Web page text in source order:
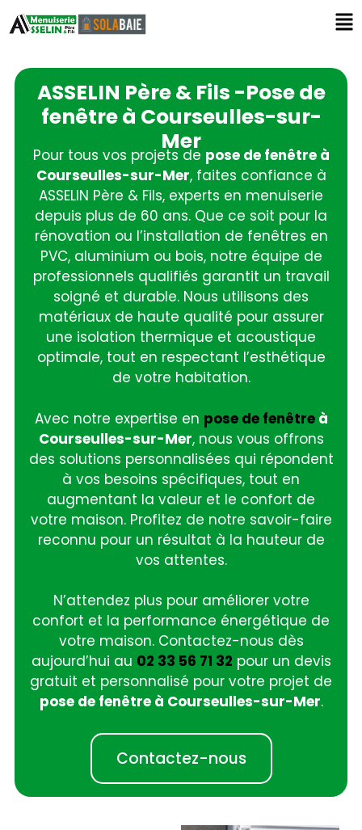
ASSELIN Père & Fils -Pose de
fenêtre à Courseulles-sur-
Mer
Pour tous vos projets de pose de fenêtre à
Courseulles-sur-Mer, faites confiance à
ASSELIN Père & Fils, experts en menuiserie
depuis plus de 60 ans. Que ce soit pour la
rénovation ou l’installation de fenêtres en
PVC, aluminium ou bois, notre équipe de
professionnels qualifiés garantit un travail
soigné et durable. Nous utilisons des
matériaux de haute qualité pour assurer
une isolation thermique et acoustique
optimale, tout en respectant l’esthétique
de votre habitation.
Avec notre expertise en pose de fenêtreà
Courseulles-sur-Mer, nous vous offrons
des solutions personnalisées qui répondent
à vos besoins spécifiques, tout en
augmentant la valeur et le confort de
votre maison. Profitez de notre savoir-faire
reconnu pour un résultat à la hauteur de
vos attentes.
N’attendez plus pour améliorer votre
confort et la performance énergétique de
votre maison. Contactez-nous dès
aujourd’hui au 02 33 56 71 32 pour un devis
gratuit et personnalisé pour votre projet de
pose de fenêtre à Courseulles-sur-Mer.
Contactez-nous